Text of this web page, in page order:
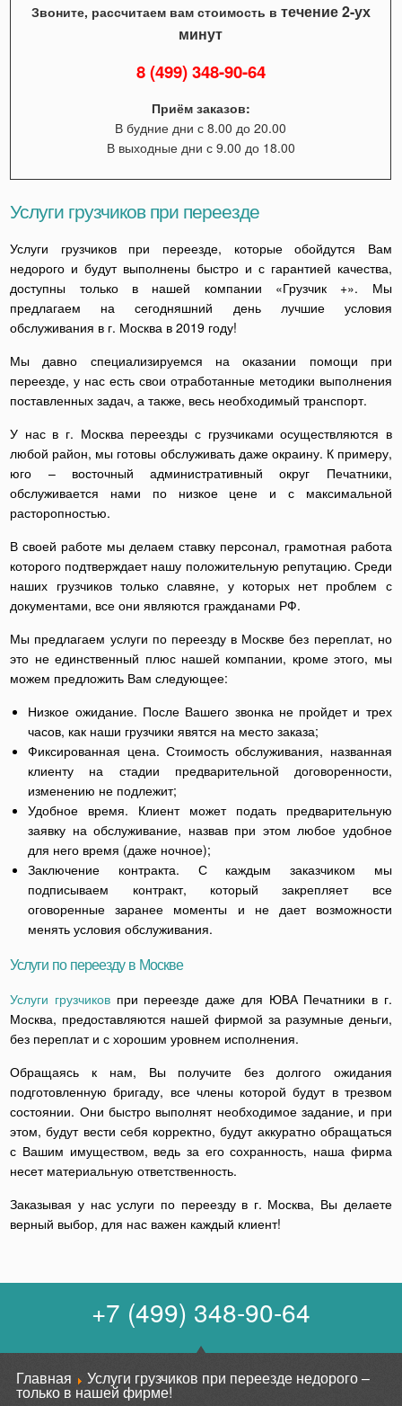
Звоните, рассчитаем вам стоимость в течение 2-ух
минут
8 (499) 348-90-64
Приём заказов:
В будние дни с 8.00 до 20.00
В выходные дни с 9.00 до 18.00
Услуги грузчиков при переезде
Услуги грузчиков при переезде, которые обойдутся Вам
недорого и будут выполнены быстро и с гарантией качества,
доступны только в нашей компании «Грузчик +». Мы
предлагаем на сегодняшний день лучшие условия
обслуживания в г. Москва в 2019 году!
Мы давно специализируемся на оказании помощи при
переезде, у нас есть свои отработанные методики выполнения
поставленных задач, а также, весь необходимый транспорт.
У нас в г. Москва переезды с грузчиками осуществляются в
любой район, мы готовы обслуживать даже окраину. К примеру,
юго – восточный административный округ Печатники,
обслуживается нами по низкое цене и с максимальной
расторопностью.
В своей работе мы делаем ставку персонал, грамотная работа
которого подтверждает нашу положительную репутацию. Среди
наших грузчиков только славяне, у которых нет проблем с
документами, все они являются гражданами РФ.
Мы предлагаем услуги по переезду в Москве без переплат, но
это не единственный плюс нашей компании, кроме этого, мы
можем предложить Вам следующее:
Низкое ожидание. После Вашего звонка не пройдет и трех
часов, как наши грузчики явятся на место заказа;
Фиксированная цена. Стоимость обслуживания, названная
клиенту на стадии предварительной договоренности,
изменению не подлежит;
Удобное время. Клиент может подать предварительную
заявку на обслуживание, назвав при этом любое удобное
для него время (даже ночное);
Заключение контракта. С каждым заказчиком мы
подписываем контракт, который закрепляет все
оговоренные заранее моменты и не дает возможности
менять условия обслуживания.
Услуги по переезду в Москве
Услуги грузчиковпри переезде даже для ЮВА Печатники в г.
Москва, предоставляются нашей фирмой за разумные деньги,
без переплат и с хорошим уровнем исполнения.
Обращаясь к нам, Вы получите без долгого ожидания
подготовленную бригаду, все члены которой будут в трезвом
состоянии. Они быстро выполнят необходимое задание, и при
этом, будут вести себя корректно, будут аккуратно обращаться
с Вашим имуществом, ведь за его сохранность, наша фирма
несет материальную ответственность.
Заказывая у нас услуги по переезду в г. Москва, Вы делаете
верный выбор, для нас важен каждый клиент!
+7 (499) 348-90-64
Главная Услуги грузчиков при переезде недорого –
только в нашей фирме!